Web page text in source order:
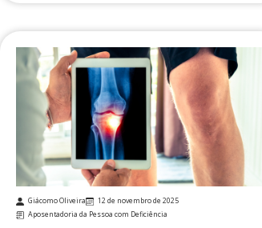
Giácomo Oliveira
12 de novembro de 2025
Aposentadoria da Pessoa com Deficiência